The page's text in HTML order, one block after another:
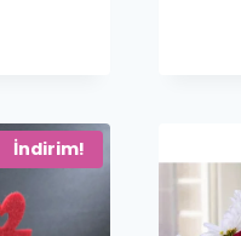
İndirim!